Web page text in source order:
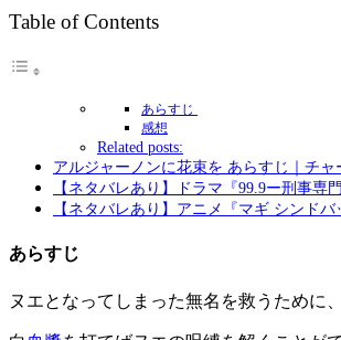
Table of Contents
あらすじ
感想
Related posts:
アルジャーノンに花束を あらすじ｜チ
【ネタバレあり】ドラマ『99.9ー刑事
【ネタバレあり】アニメ『マギ シン
あらすじ
ヌエとなってしまった無名を救うために